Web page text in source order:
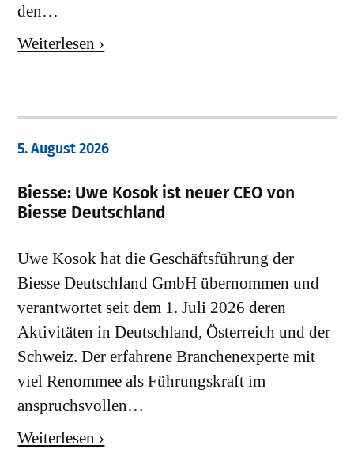
den…
Weiterlesen ›
5. August 2026
Biesse: Uwe Kosok ist neuer CEO von
Biesse Deutschland
Uwe Kosok hat die Geschäftsführung der
Biesse Deutschland GmbH übernommen und
verantwortet seit dem 1. Juli 2026 deren
Aktivitäten in Deutschland, Österreich und der
Schweiz. Der erfahrene Branchenexperte mit
viel Renommee als Führungskraft im
anspruchsvollen…
Weiterlesen ›